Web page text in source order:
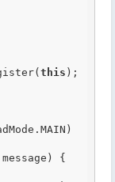
this );
message) {